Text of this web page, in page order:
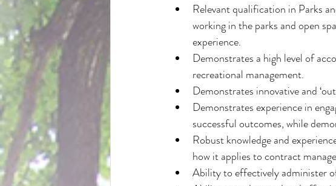
Relevant qualification in Parks
working in the parks and open
experience.
Demonstrates a high level of
recreational management.
Demonstrates innovative and
Demonstrates experience in
successful outcomes, while
Robust knowledge and
how it applies to contract
Ability to effectively administer